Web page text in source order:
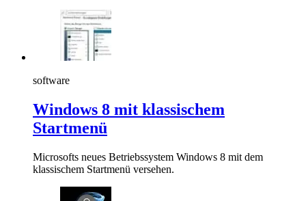
software
Windows 8 mit klassischem
Startmenü
Microsofts neues Betriebssystem Windows 8 mit dem
klassischem Startmenü versehen.